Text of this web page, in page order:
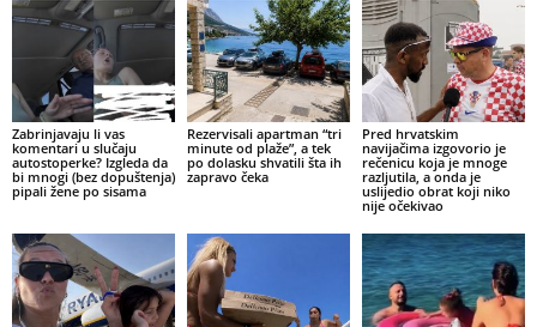
Zabrinjavaju li vas
komentari u slučaju
autostoperke? Izgleda da
bi mnogi (bez dopuštenja)
pipali žene po sisama
Rezervisali apartman “tri
minute od plaže”, a tek
po dolasku shvatili šta ih
zapravo čeka
Pred hrvatskim
navijačima izgovorio je
rečenicu koja je mnoge
razljutila, a onda je
uslijedio obrat koji niko
nije očekivao